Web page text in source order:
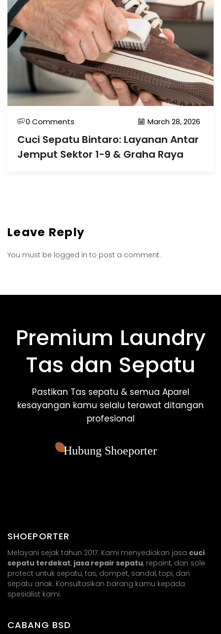
March 28, 2026
0 Comments
Cuci Sepatu Bintaro: Layanan Antar
Jemput Sektor 1-9 & Graha Raya
Leave Reply
You must be logged in to post a comment.
Premium Laundry
Tas dan Sepatu
Pastikan Tas sepatu & semua Aparel
kesayangan kamu selalu terawat ditangan
profesional
Hubung Shoeporter
SHOEPORTER
Melayani sejak tahun 2017. Kami menyediakan jasa cuci
sepatu terdekat, jasa repair sepatu, repaint, dan sole
protect untuk sepatu, tas, dompet, sandal, topi, dan
sepatu anak. Konsultasikan barang kamu kepada
spesialist kami.
CABANG BSD